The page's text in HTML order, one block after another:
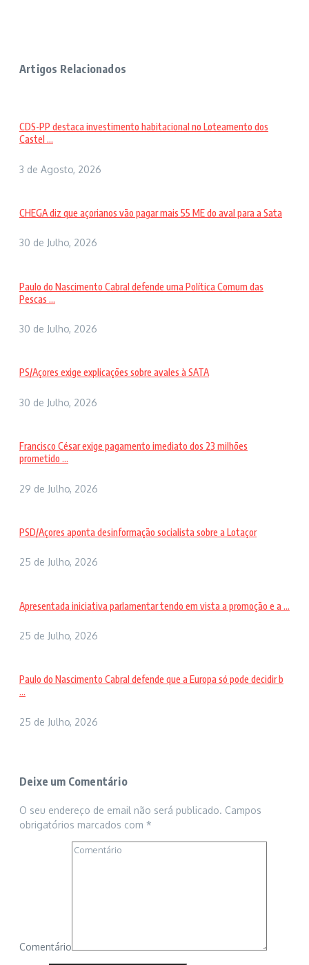
Artigos Relacionados
CDS-PP destaca investimento habitacional no Loteamento dos
Castel ...
3 de Agosto, 2026
CHEGA diz que açorianos vão pagar mais 55 ME do aval para a Sata
30 de Julho, 2026
Paulo do Nascimento Cabral defende uma Política Comum das
Pescas ...
30 de Julho, 2026
PS/Açores exige explicações sobre avales à SATA
30 de Julho, 2026
Francisco César exige pagamento imediato dos 23 milhões
prometido ...
29 de Julho, 2026
PSD/Açores aponta desinformação socialista sobre a Lotaçor
25 de Julho, 2026
Apresentada iniciativa parlamentar tendo em vista a promoção e a ...
25 de Julho, 2026
Paulo do Nascimento Cabral defende que a Europa só pode decidir b
...
25 de Julho, 2026
Deixe um Comentário
O seu endereço de email não será publicado. Campos
obrigatórios marcados com *
Comentário